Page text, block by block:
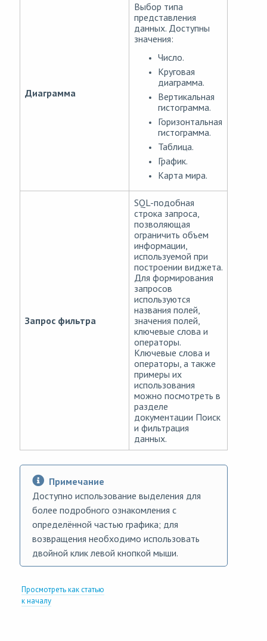
Диаграмма
Выбор типа
представления
данных. Доступны
значения:
Число.
Круговая
диаграмма.
Вертикальная
гистограмма.
Горизонтальная
гистограмма.
Таблица.
График.
Карта мира.
Запрос фильтра
SQL-подобная
строка запроса,
позволяющая
ограничить объем
информации,
используемой при
построении виджета.
Для формирования
запросов
используются
названия полей,
значения полей,
ключевые слова и
операторы.
Ключевые слова и
операторы, а также
примеры их
использования
можно посмотреть в
разделе
документации Поиск
и фильтрация
данных.
Примечание
Доступно использование выделения для
более подробного ознакомления с
определённой частью графика; для
возвращения необходимо использовать
двойной клик левой кнопкой мыши.
Просмотреть как статью
к началу